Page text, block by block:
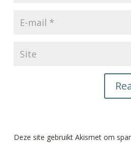
Deze site gebruikt Akismet om